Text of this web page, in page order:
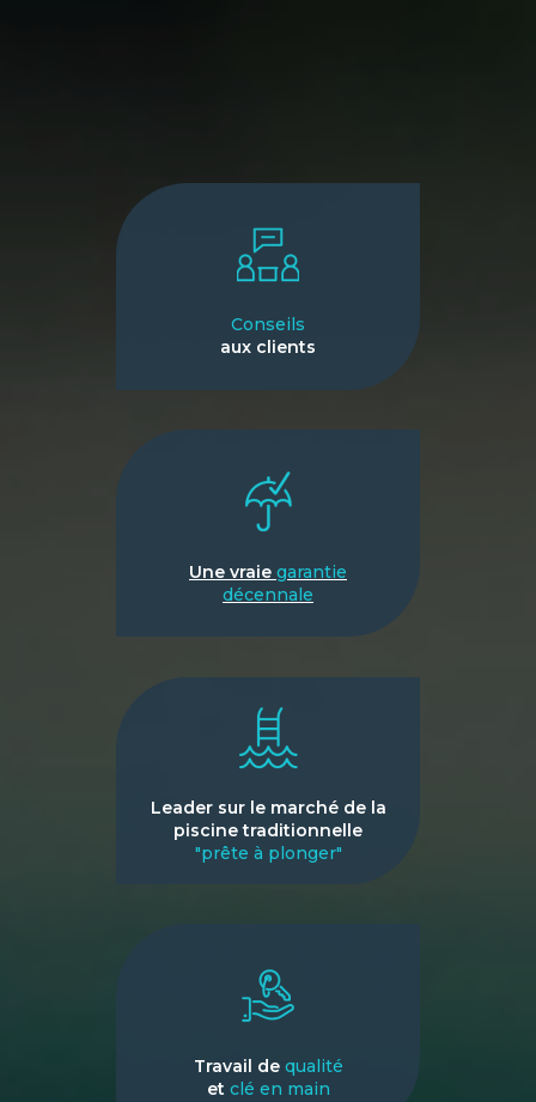
Conseils
aux clients
Une vraie garantie
décennale
Leader sur le marché de la
piscine traditionnelle
"prête à plonger"
Travail de qualité
et clé en main